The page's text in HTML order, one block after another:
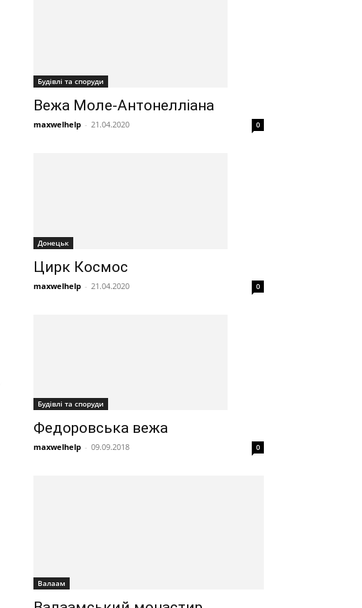
Будівлі та споруди
Вежа Моле-Антонелліана
maxwelhelp - 21.04.2020 0
Донецьк
Цирк Космос
maxwelhelp - 21.04.2020 0
Будівлі та споруди
Федоровська вежа
maxwelhelp - 09.09.2018 0
Валаам